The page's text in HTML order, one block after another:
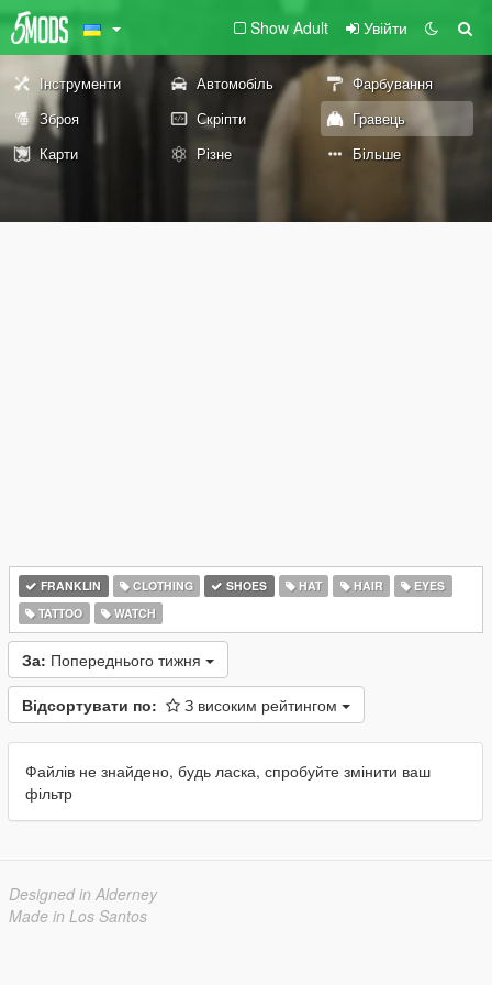
Show Adult Увійти
Інструменти Автомобіль
Фарбування
Зброя
Скріпти
Гравець
Карти
Різне Більше
FRANKLIN CLOTHING SHOES HAT HAIR
EYES
TATTOO
WATCH
За: Попереднього тижня
Відсортувати по: З високим рейтингом
Файлів не знайдено, будь ласка, спробуйте змінити ваш
фільтр
Designed in Alderney
Made in Los Santos